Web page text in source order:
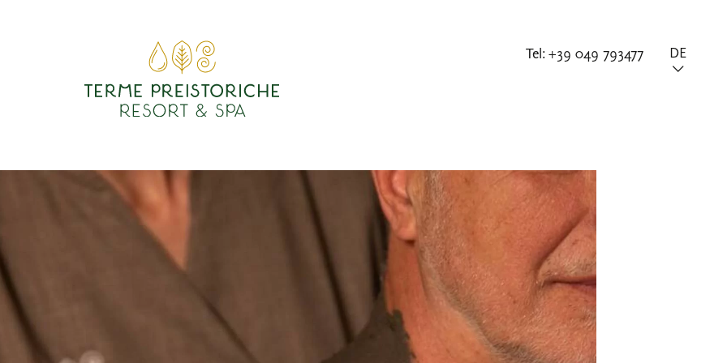
Tel: +39 049 793477 DE